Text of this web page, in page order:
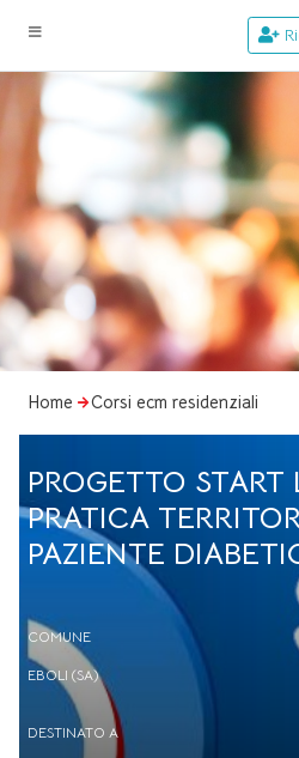
Home Corsi ecm residenziali
PROGETTO
PRATICA
PAZIENTE
COMUNE
EBOLI (SA)
DESTINATO A